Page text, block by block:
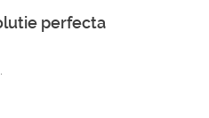
perfecta